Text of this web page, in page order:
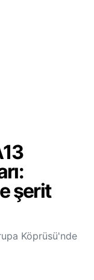
şerit
Köprüsü'nde